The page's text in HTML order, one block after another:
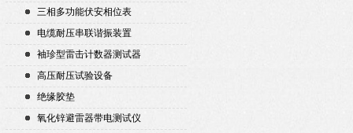
三相多功能伏安相位表
电缆耐压串联谐振装置
袖珍型雷击计数器测试器
高压耐压试验设备
绝缘胶垫
氧化锌避雷器带电测试仪